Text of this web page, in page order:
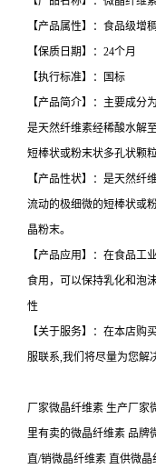
【产品属性】：食品级增
【保质日期】：24个月
【执行标准】：国标
【产品简介】：主要成分
是天然纤维素经稀酸水解
短棒状或粉末状多孔状颗
【产品性状】：是天然纤
流动的极细微的短棒状或
晶粉末。
【产品应用】：在食品工
食用，可以保持乳化和泡
性
【关于服务】：在本店购
服联系,我们将尽量为您解
厂家微晶纤维素 生产厂家
里有卖的微晶纤维素 品牌
直/销微晶纤维素 直供微